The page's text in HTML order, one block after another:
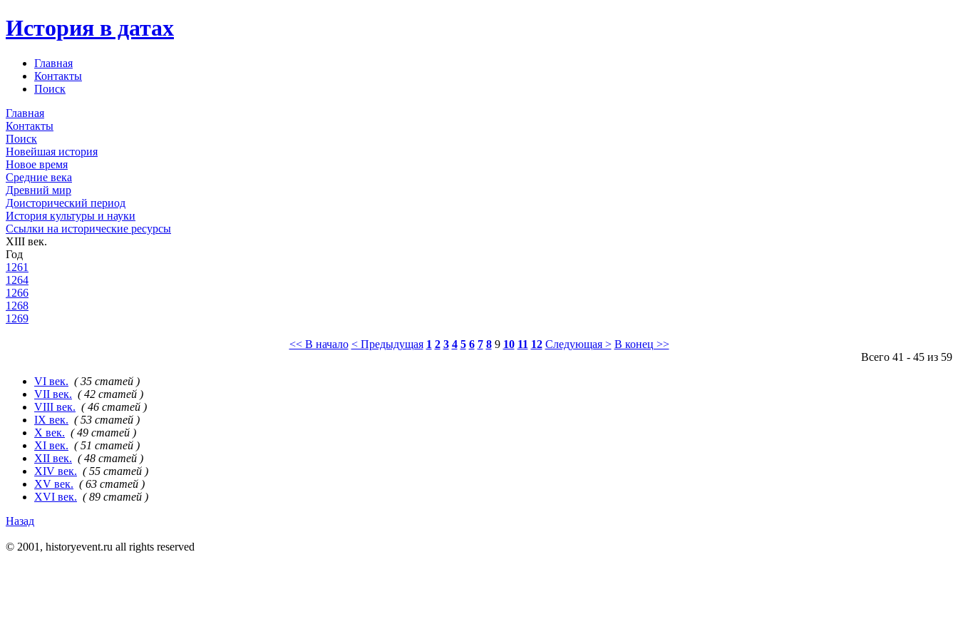
История в датах
Главная
Контакты
Поиск
Главная
Контакты
Поиск
Новейшая история
Новое время
Средние века
Древний мир
Доисторический период
История культуры и науки
Ссылки на исторические ресурсы
XIII век.
Год
1261
1264
1266
1268
1269
<< В начало < Предыдущая 1 2 3 4 5 6 7 8 9 10 11 12 Следующая > В конец >>
Всего 41 - 45 из 59
VI век. ( 35 статей )
VII век. ( 42 статей )
VIII век. ( 46 статей )
IX век. ( 53 статей )
X век. ( 49 статей )
XI век. ( 51 статей )
XII век. ( 48 статей )
XIV век. ( 55 статей )
XV век. ( 63 статей )
XVI век. ( 89 статей )
Назад
© 2001, historyevent.ru all rights reserved